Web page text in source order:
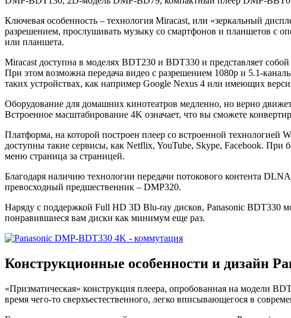
Ключевая особенность – технология Miracast, или «зеркальный
разрешением, прослушивать музыку со смартфонов и планшетов с
или планшета.
Miracast доступна в моделях BDT230 и BDT330 и представляет
При этом возможна передача видео с разрешением 1080p и 5.1-
таких устройствах, как например Google Nexus 4 или имеющих
Оборудование для домашних кинотеатров медленно, но верно
Встроенное масштабирование 4K означает, что вы сможете
Платформа, на которой построен плеер со встроенной технологией
доступны такие сервисы, как Netflix, YouTube, Skype, Facebook. При
меню страница за страницей.
Благодаря наличию технологии передачи потокового контента
превосходный предшественник – DMP320.
Наряду с поддержкой Full HD 3D Blu-ray дисков, Panasonic BDT330
понравившиеся вам диски как минимум еще раз.
Конструкционные особенности и дизайн
«Призматическая» конструкция плеера, опробованная на модели
время чего-то сверхъестественного, легко вписывающегося в